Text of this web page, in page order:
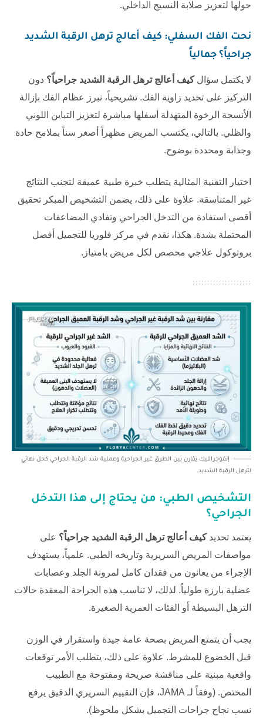
حولها لتعزيز صلابة النسيج الداخلي.
نحت الفك السفلي: كيف أعالج ترهل الرقبة الشديد
جراحياً؟ جمالياً
لا يكتمل سؤالكيف أعالج ترهل الرقبة الشديد جراحياً؟ دون
التركيز على تحديد زاوية الفك. تشريحياً، نبرز عظام الفك بإزالة
الأنسجة الرخوة المتهدلة أسفلها مباشرة لتعزيز التباين اللوني
والظلي. بالتالي، يكتسب المريض مظهراً أصغر سناً بملامح حادة
وجذابة ومحددة بوضوح.
اختيار التقنية المثالية يتطلب خبرة طبية عميقة لتجنب النتائج
غير المتناسقة. علاوة على ذلك، يضمن التشخيص المبكر تحقيق
أقصى استفادة من التدخل الجراحي وتفادي المضاعفات
المحتملة بشدة. هكذا، نقدم في مركز فلوريا للتجميل أفضل
بروتوكول علاجي مخصص لكل مريض بامتياز.
إنفوجرافيك يقارن بين الطرق غير الجراحية وعملية شد الرقبة الجراحي كحل نهائي
لترهل الرقبة الشديد.
التشخيص الطبي: من يحتاج إلى هذا التدخل
الجراحي؟
يعتمد تحديدكيف أعالج ترهل الرقبة الشديد جراحياً؟ على
مواصفات المريض السريرية وتاريخه الطبي. علمياً، يستهدف
الإجراء من يعانون من فقدان كامل لمرونة الجلد وعصابات
عضلية بارزة طولياً. لذلك، لا تناسب هذه الجراحة المعقدة حالات
الترهل البسيطة أو الفئات العمرية الصغيرة.
يجب أن يتمتع المريض بصحة عامة جيدة واستقرار في الوزن
قبل الخضوع للمشرط. علاوة على ذلك، يتطلب الأمر توقعات
واقعية مبنية على مناقشة صريحة ومفتوحة مع الطبيب
المختص. (وفقاً لـJAMA، فإن التقييم السريري الدقيق يرفع
نسب نجاح جراحات التجميل بشكل ملحوظ).